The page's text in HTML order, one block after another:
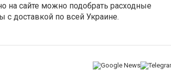
на сайте можно подобрать расходные
с доставкой по всей Украине.